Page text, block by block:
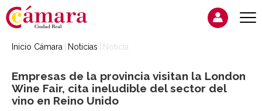
Inicio Cámara Noticias Noticia
Empresas de la provincia visitan la London
Wine Fair, cita ineludible del sector del
vino en Reino Unido